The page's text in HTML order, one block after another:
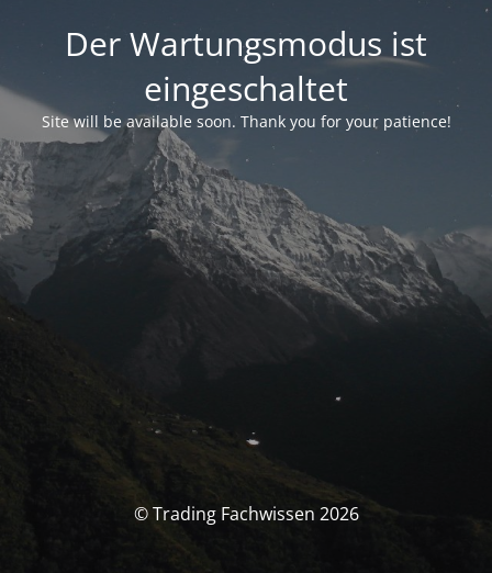
Der Wartungsmodus ist
eingeschaltet
Site will be available soon. Thank you for your patience!
© Trading Fachwissen 2026